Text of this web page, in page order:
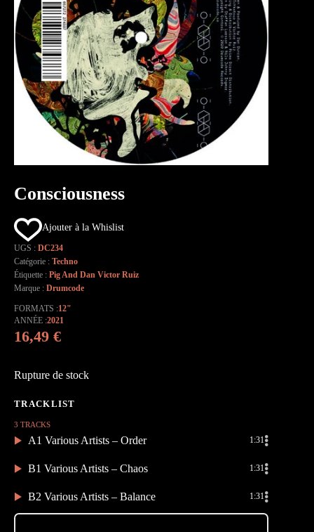
Consciousness
Ajouter à la Whislist
UGS : DC234
Catégorie : Techno
Étiquette : Pig And Dan Victor Ruiz
Marque : Drumcode
FORMATS 12"
ANNÉE 2021
16,49 €
Rupture de stock
3 TRACKS
A1 Various Artists – Order 1:31
B1 Various Artists – Chaos 1:31
B2 Various Artists – Balance 1:31